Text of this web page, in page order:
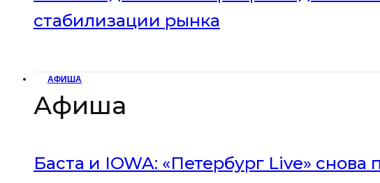
стабилизации рынка
АФИША
Афиша
Баста и IOWA: «Петербург Live»